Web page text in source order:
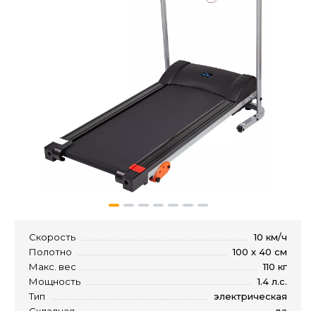
Скорость
10 км/ч
Полотно
100 х 40 см
Макс. вес
110 кг
Мощность
1.4 л.с.
Тип
электрическая